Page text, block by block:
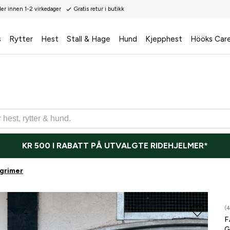
innen 1-2 virkedager Gratis retur i butikk
Rytter Hest Stall & Hage Hund Kjepphest Hööks
KR 500 I RABATT PÅ UTVALGTE RIDEHJELMER*